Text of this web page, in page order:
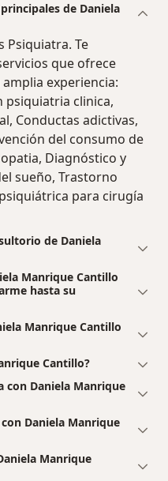
de Daniela
Psiquiatra. Te
que ofrece
experiencia:
psiquiatria clinica,
Conductas adictivas,
del consumo de
Diagnóstico y
sueño, Trastorno
para cirugía
de Daniela
Manrique Cantillo
hasta su
Manrique Cantillo
Cantillo?
con Daniela Manrique
Daniela Manrique
Manrique